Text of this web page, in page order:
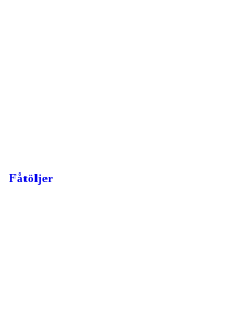
Fåtöljer